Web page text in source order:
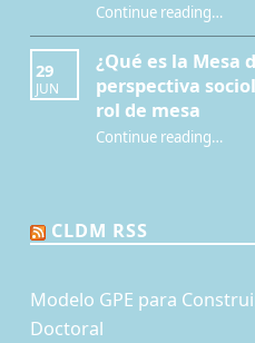
Continue reading“Interculturalidad, educación y juegos de rol: nuevo capítulo sobre el Mentor del Juego”
…
29
JUN
¿Qué es la Mesa
perspectiva
rol de mesa
Continue reading“¿Qué es la Mesa de juego? Una perspectiva sociológica de los juegos de rol de mesa”
…
CLDM RSS
Modelo GPE para
Doctoral